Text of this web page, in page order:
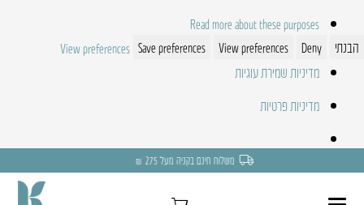
Read more about these purposes
הבנתי
Deny
View preferences
Save preferences
View preferences
מדיניות שמירת עוגיות
מדיניות פרטיות
משלוח חינם בקניה מעל 275 ₪